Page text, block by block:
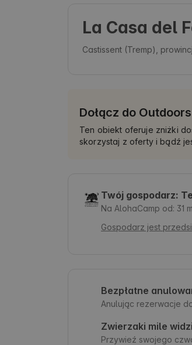
La Casa del
Castissent (Tremp),
Dołącz do
Ten obiekt oferuje zniżki
skorzystaj z oferty i bądź
Twój gospodarz:
Na AlohaCamp od: 31
Gospodarz jest
Bezpłatne
Anulując rezerwacje
Zwierzaki mile
Przywieź swojego